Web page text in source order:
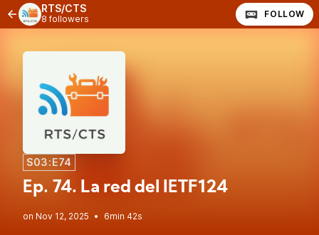
RTS/CTS
8 followers FOLLOW
S03:E74
Ep. 74. La red del IETF124
• 6min 42s